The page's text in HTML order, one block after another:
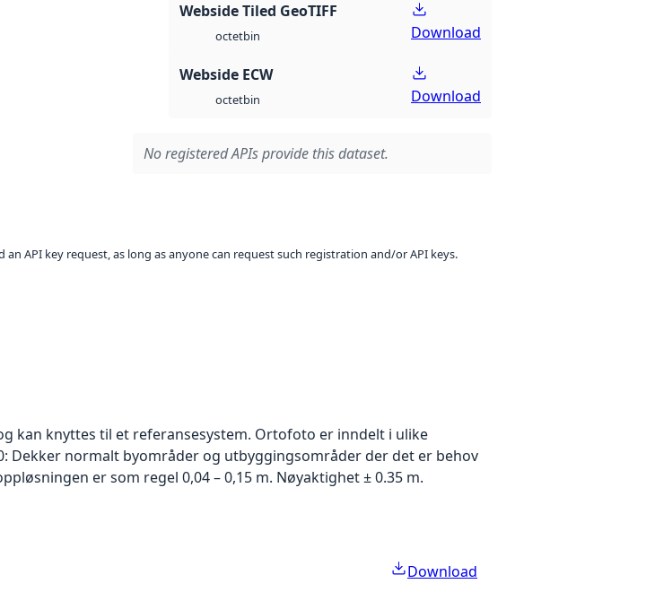
Webside Tiled GeoTIFF
octetbin Download
Webside ECW
octetbin Download
No registered APIs provide this dataset.
API key request, as long as anyone can request such registration and/or API keys.
kan knyttes til et referansesystem. Ortofoto er inndelt i ulike
normalt byområder og utbyggingsområder der det er behov
er som regel 0,04 – 0,15 m. Nøyaktighet ± 0.35 m.
Download